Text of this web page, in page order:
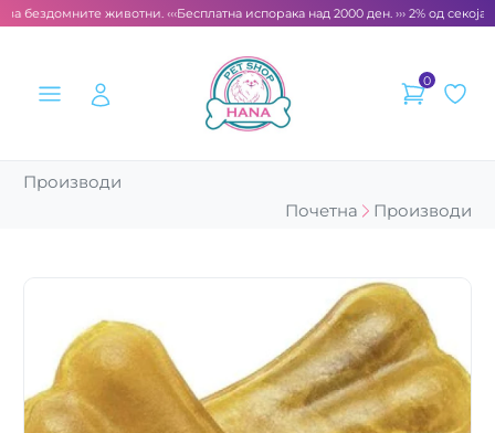
бездомните животни. ‹‹‹ Бесплатна испорака над 2000 ден. ››› 2% од секоја
0
Производи
Почетна
Производи